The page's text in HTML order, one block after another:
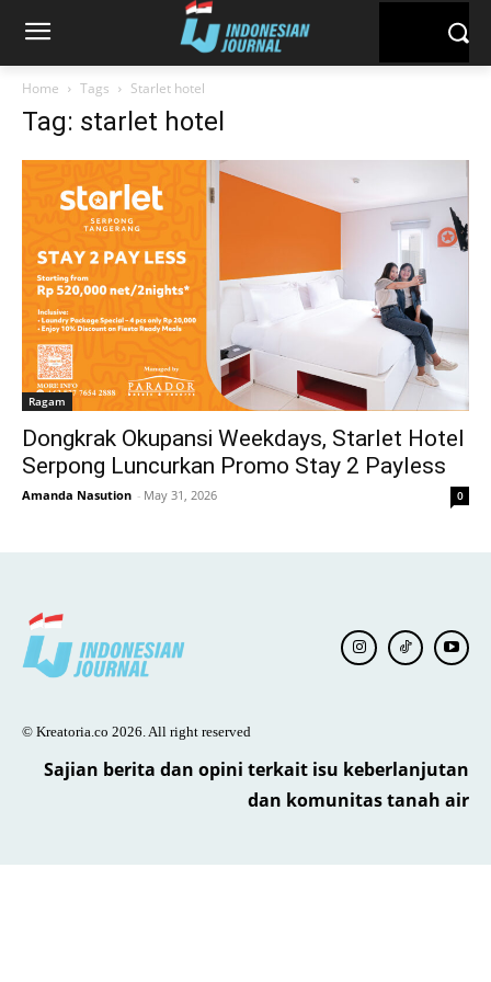
Home Tags Starlet hotel
Tag: starlet hotel
Ragam
Dongkrak Okupansi Weekdays, Starlet Hotel
Serpong Luncurkan Promo Stay 2 Payless
Amanda Nasution - May 31, 2026 0
© Kreatoria.co 2026. All right reserved
Sajian berita dan opini terkait isu keberlanjutan
dan komunitas tanah air